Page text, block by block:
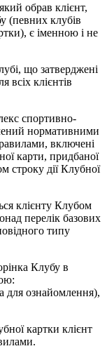
обрав клієнт,
(певних клубів
є іменною і не
що затверджені
всіх клієнтів
спортивно-
нормативними
включені
карти, придбаної
строку дії Клубної
клієнту Клубом
перелік базових
типу
Клубу в
для ознайомлення),
картки клієнт